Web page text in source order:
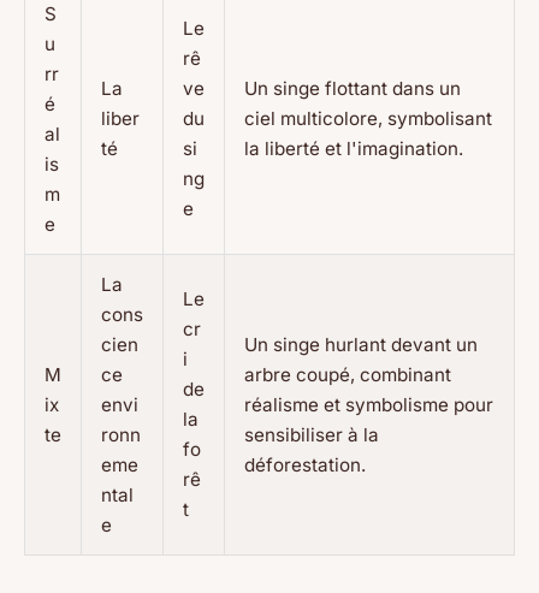
S
u
rr
é
al
is
m
e
La
liber
té
Le
rê
ve
du
si
ng
e
Un singe flottant dans un
ciel multicolore, symbolisant
la liberté et l'imagination.
M
ix
te
La
cons
cien
ce
envi
ronn
eme
ntal
e
Le
cr
i
de
la
fo
rê
t
Un singe hurlant devant un
arbre coupé, combinant
réalisme et symbolisme pour
sensibiliser à la
déforestation.